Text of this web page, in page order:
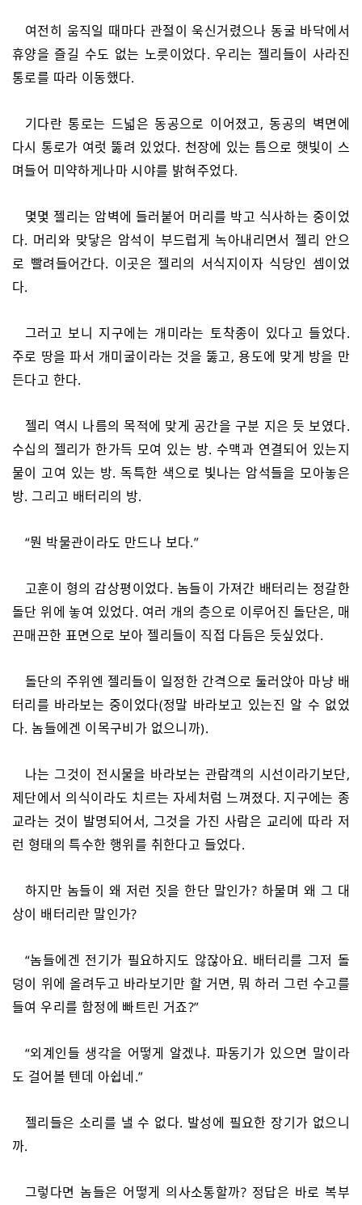
여전히 움직일 때마다 관절이 욱신거렸으나 동굴 바닥에서
휴양을 즐길 수도 없는 노릇이었다. 우리는 젤리들이 사라진
통로를 따라 이동했다.
기다란 통로는 드넓은 동공으로 이어졌고, 동공의 벽면에
다시 통로가 여럿 뚫려 있었다. 천장에 있는 틈으로 햇빛이 스
며들어 미약하게나마 시야를 밝혀주었다.
몇몇 젤리는 암벽에 들러붙어 머리를 박고 식사하는 중이었
다. 머리와 맞닿은 암석이 부드럽게 녹아내리면서 젤리 안으
로 빨려들어간다. 이곳은 젤리의 서식지이자 식당인 셈이었
다.
그러고 보니 지구에는 개미라는 토착종이 있다고 들었다.
주로 땅을 파서 개미굴이라는 것을 뚫고, 용도에 맞게 방을 만
든다고 한다.
젤리 역시 나름의 목적에 맞게 공간을 구분 지은 듯 보였다.
수십의 젤리가 한가득 모여 있는 방. 수맥과 연결되어 있는지
물이 고여 있는 방. 독특한 색으로 빛나는 암석들을 모아놓은
방. 그리고 배터리의 방.
“뭔 박물관이라도 만드나 보다.”
고훈이 형의 감상평이었다. 놈들이 가져간 배터리는 정갈한
돌단 위에 놓여 있었다. 여러 개의 층으로 이루어진 돌단은, 매
끈매끈한 표면으로 보아 젤리들이 직접 다듬은 듯싶었다.
돌단의 주위엔 젤리들이 일정한 간격으로 둘러앉아 마냥 배
터리를 바라보는 중이었다(정말 바라보고 있는진 알 수 없었
다. 놈들에겐 이목구비가 없으니까).
나는 그것이 전시물을 바라보는 관람객의 시선이라기보단,
제단에서 의식이라도 치르는 자세처럼 느껴졌다. 지구에는 종
교라는 것이 발명되어서, 그것을 가진 사람은 교리에 따라 저
런 형태의 특수한 행위를 취한다고 들었다.
하지만 놈들이 왜 저런 짓을 한단 말인가? 하물며 왜 그 대
상이 배터리란 말인가?
“놈들에겐 전기가 필요하지도 않잖아요. 배터리를 그저 돌
덩이 위에 올려두고 바라보기만 할 거면, 뭐 하러 그런 수고를
들여 우리를 함정에 빠트린 거죠?”
“외계인들 생각을 어떻게 알겠냐. 파동기가 있으면 말이라
도 걸어볼 텐데 아쉽네.”
젤리들은 소리를 낼 수 없다. 발성에 필요한 장기가 없으니
까.
그렇다면 놈들은 어떻게 의사소통할까? 정답은 바로 복부